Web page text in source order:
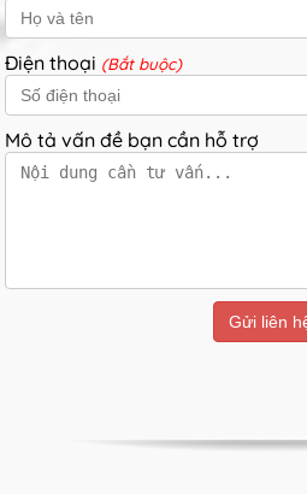
Điện thoại (Bắt buộc)
Mô tả vấn đề bạn cần hỗ trợ